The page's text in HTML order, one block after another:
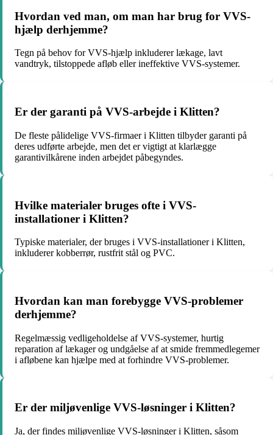
Hvordan ved man, om man har brug for VVS-
hjælp derhjemme?
Tegn på behov for VVS-hjælp inkluderer lækage, lavt
vandtryk, tilstoppede afløb eller ineffektive VVS-systemer.
Er der garanti på VVS-arbejde i Klitten?
De fleste pålidelige VVS-firmaer i Klitten tilbyder garanti på
deres udførte arbejde, men det er vigtigt at klarlægge
garantivilkårene inden arbejdet påbegyndes.
Hvilke materialer bruges ofte i VVS-
installationer i Klitten?
Typiske materialer, der bruges i VVS-installationer i Klitten,
inkluderer kobberrør, rustfrit stål og PVC.
Hvordan kan man forebygge VVS-problemer
derhjemme?
Regelmæssig vedligeholdelse af VVS-systemer, hurtig
reparation af lækager og undgåelse af at smide fremmedlegemer
i afløbene kan hjælpe med at forhindre VVS-problemer.
Er der miljøvenlige VVS-løsninger i Klitten?
Ja, der findes miljøvenlige VVS-løsninger i Klitten, såsom